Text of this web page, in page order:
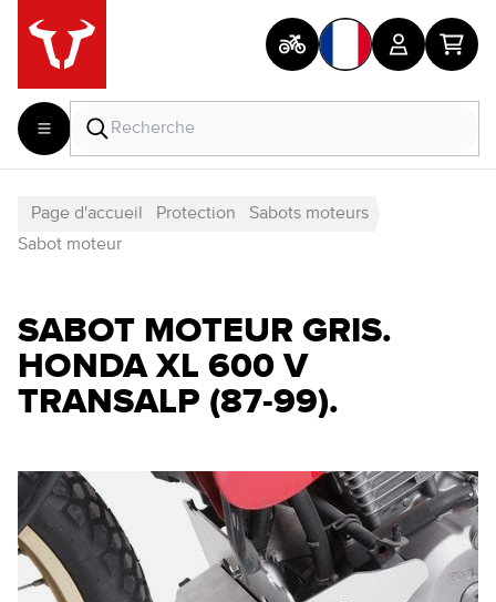
Page d'accueil Protection
Sabots moteurs
Sabot moteur
SABOT MOTEUR GRIS.
HONDA XL 600 V
TRANSALP (87-99).